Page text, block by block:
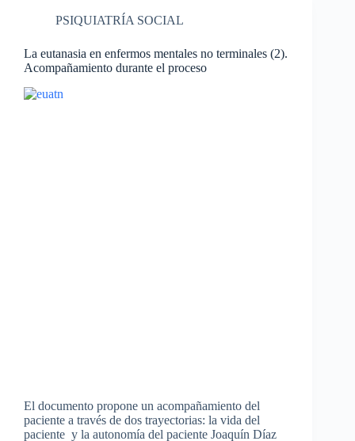
PSIQUIATRÍA SOCIAL
La eutanasia en enfermos mentales no terminales (2).
Acompañamiento durante el proceso
El documento propone un acompañamiento del
paciente a través de dos trayectorias: la vida del
paciente y la autonomía del paciente Joaquín Díaz